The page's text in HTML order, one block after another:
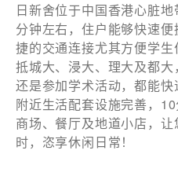
日新舍位于中国香港心脏
分钟左右，住户能够快速
捷的交通连接尤其方便学
抵城大、浸大、理大及都
还是参加学术活动，都能
附近生活配套设施完善，
商场、餐厅及地道小店，
时，恣享休闲日常！